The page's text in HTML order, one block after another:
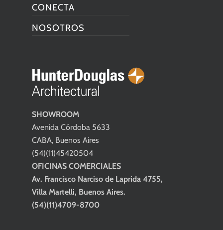
SHOWROOM
Avenida Córdoba 5633
CABA, Buenos Aires
(54)(11)45420504
OFICINAS COMERCIALES
Av. Francisco Narciso de Laprida 4755,
Villa Martelli, Buenos Aires.
(54)(11)4709-8700
CONECTA
NOSOTROS